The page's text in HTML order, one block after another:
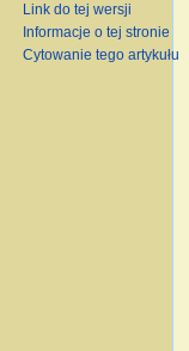
Link do tej wersji
Informacje o tej stronie
Cytowanie tego artykułu